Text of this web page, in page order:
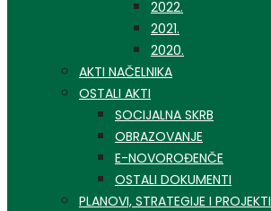
2022.
2021.
2020.
AKTI NAČELNIKA
OSTALI AKTI
SOCIJALNA SKRB
OBRAZOVANJE
E-NOVOROĐENČE
OSTALI DOKUMENTI
PLANOVI, STRATEGIJE I PROJEKTI